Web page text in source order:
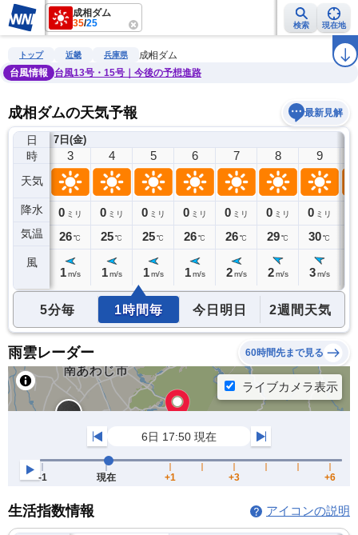
成相ダム
35/25 検索 現在地
雨雲レーダー 台風情報 地震情報 ラ
トップ 近畿 兵庫県
成相ダム
台風情報
台風13号・15号｜今後の予想進路
成相ダムの天気予報 最新見解
日
時
天気
降水
気温
風
7日(金)
2
0ミリ
25℃
3
0 ミリ
26℃
1 m/s
4
0 ミリ
25℃
1 m/s
5
0 ミリ
25℃
1 m/s
6
0 ミリ
26℃
1 m/s
7
0 ミリ
26℃
2 m/s
8
0 ミリ
29℃
2 m/s
9
0 ミリ
30℃
3 m/s
5分毎 1時間毎 今日明日 2週間天気
雨雲レーダー 60時間先まで見る
生活指数情報 アイコンの説明